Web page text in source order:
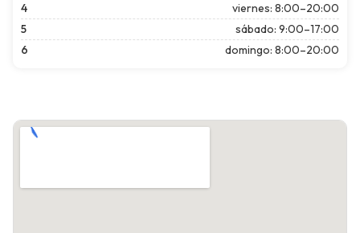
4
viernes: 8:00–20:00
5
sábado: 9:00–17:00
6
domingo: 8:00–20:00